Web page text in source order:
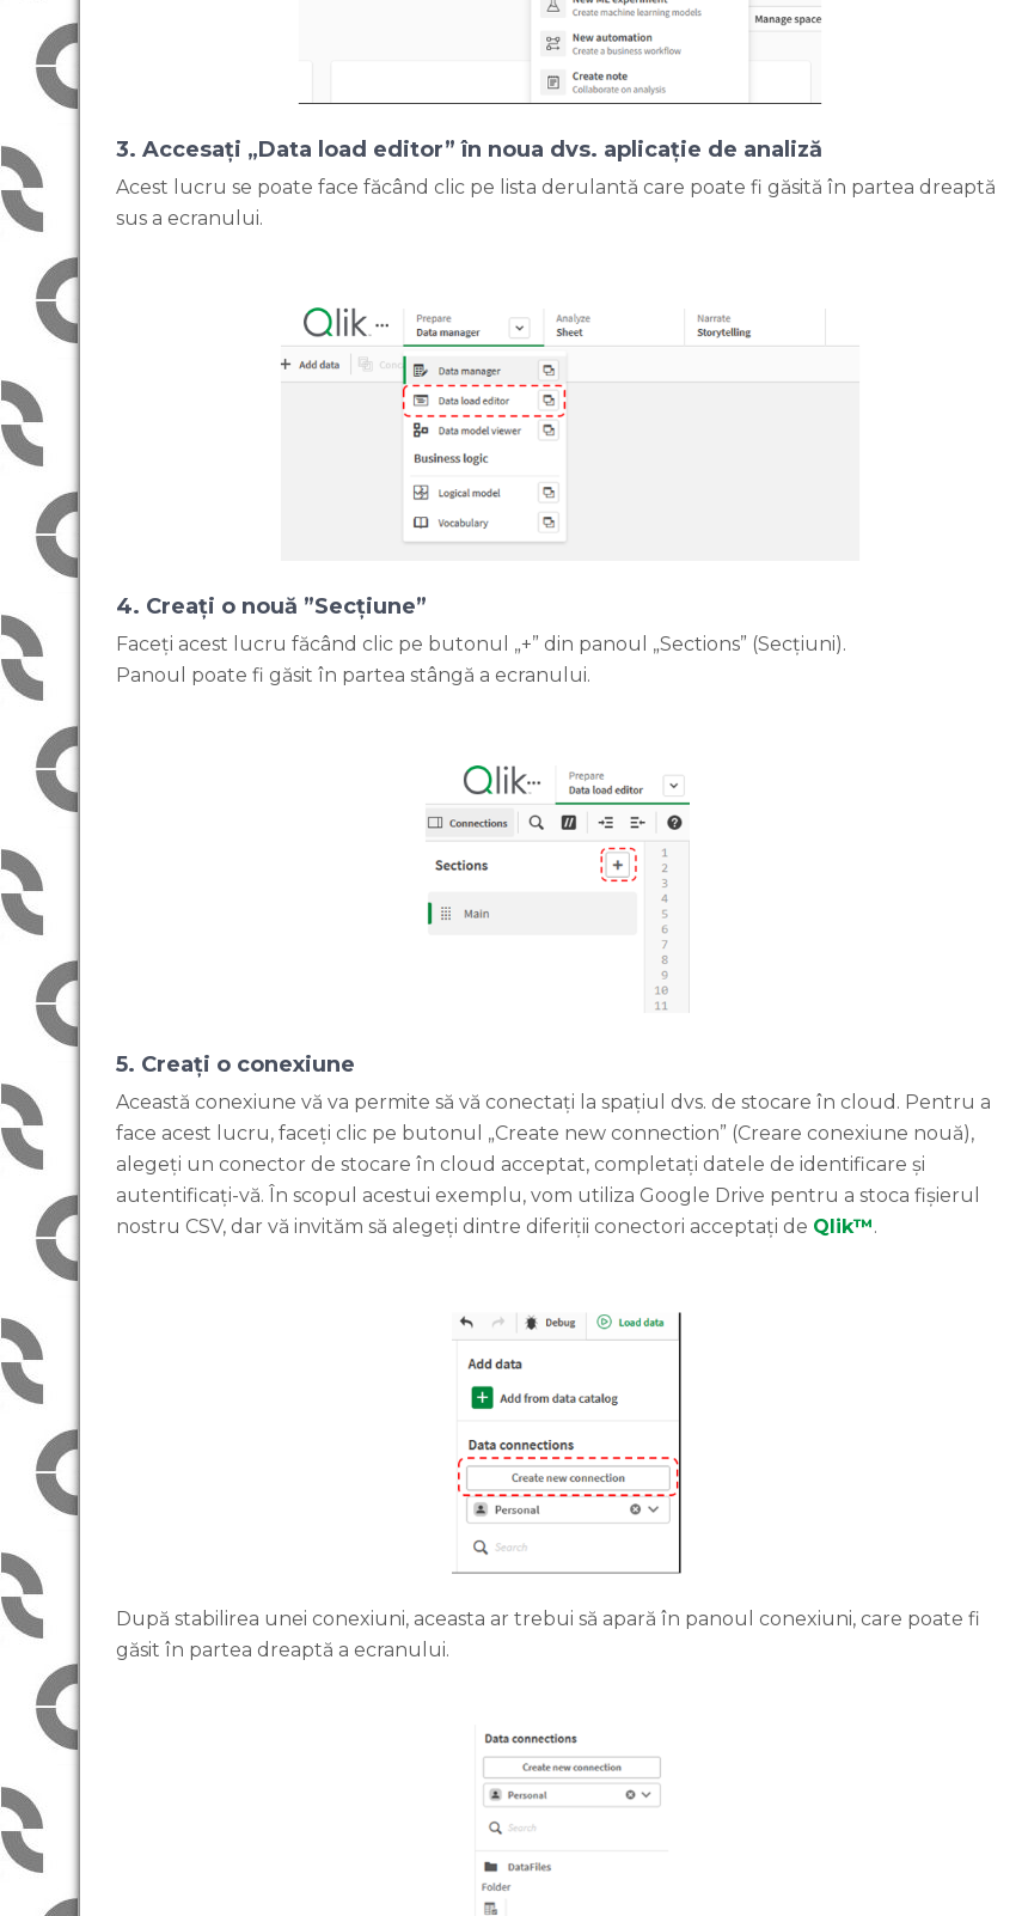
3. Accesați „Data load editor” în noua dvs. aplicație de analiză
Acest lucru se poate face făcând clic pe lista derulantă care poate fi găsită în partea dreaptă
sus a ecranului.
4. Creați o nouă ”Secțiune”
Faceți acest lucru făcând clic pe butonul „+” din panoul „Sections” (Secțiuni).
Panoul poate fi găsit în partea stângă a ecranului.
5. Creați o conexiune
Această conexiune vă va permite să vă conectați la spațiul dvs. de stocare în cloud. Pentru a
face acest lucru, faceți clic pe butonul „Create new connection” (Creare conexiune nouă),
alegeți un conector de stocare în cloud acceptat, completați datele de identificare și
autentificați-vă. În scopul acestui exemplu, vom utiliza Google Drive pentru a stoca fișierul
nostru CSV, dar vă invităm să alegeți dintre diferiții conectori acceptați de Qlik™.
După stabilirea unei conexiuni, aceasta ar trebui să apară în panoul conexiuni, care poate fi
găsit în partea dreaptă a ecranului.